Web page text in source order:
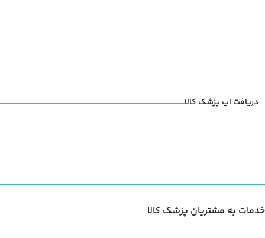
دریافت اپ پزشک کالا
خدمات به مشتریان پزشک کالا